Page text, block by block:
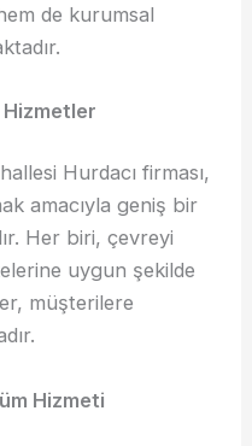
de kurumsal
Hizmetler
Hurdacı firması,
amacıyla geniş bir
Her biri, çevreyi
uygun şekilde
müşterilere
Hizmeti